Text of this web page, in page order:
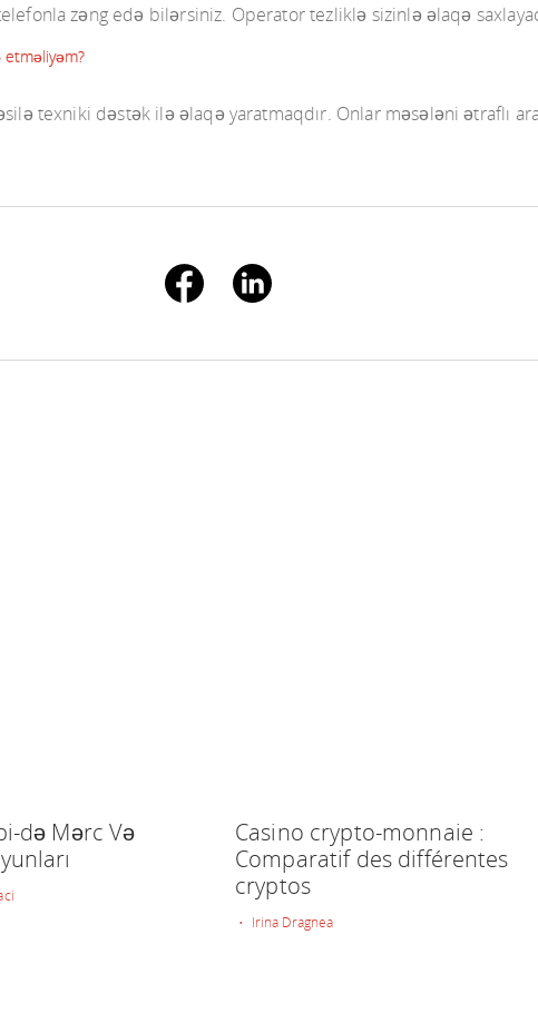
zəng edə bilərsiniz. Operator tezliklə sizinlə əlaqə
texniki dəstək ilə əlaqə yaratmaqdır. Onlar məsələni ətraflı
də Mərc Və
Casino crypto-monnaie :
Comparatif des différentes
cryptos
• Irina Dragnea